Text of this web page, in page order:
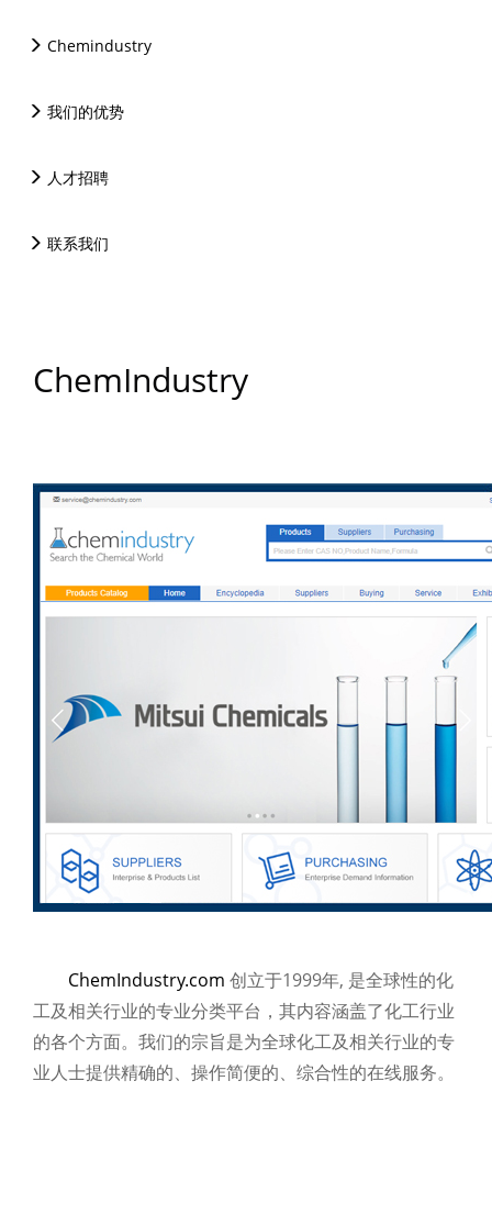
走进炎黄
ChemIndustry
Chemindustry
我们的优势
人才招聘
联系我们
ChemIndustry
ChemIndustry.com 创立于1999年, 是全球性的化
工及相关行业的专业分类平台，其内容涵盖了化工行业
的各个方面。我们的宗旨是为全球化工及相关行业的专
业人士提供精确的、操作简便的、综合性的在线服务。